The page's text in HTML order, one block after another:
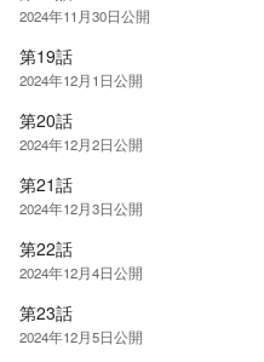
2024年11月30日公開
第19話
2024年12月1日公開
第20話
2024年12月2日公開
第21話
2024年12月3日公開
第22話
2024年12月4日公開
第23話
2024年12月5日公開